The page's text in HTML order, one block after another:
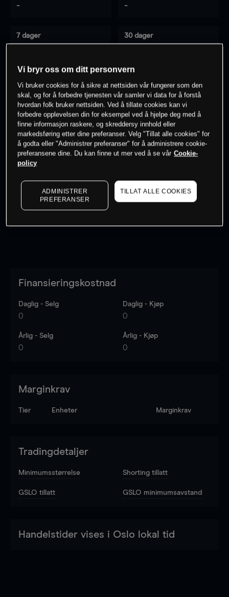
- -
7 dager 30 dager
0% av kunder erpå dette instrumentet
Søk om konto
Kursene er veiledende. to see latest market data
Finansieringskostnad
Daglig - Selg
0
Daglig - Kjøp
0
Årlig - Selg
0
Årlig - Kjøp
0
Marginkrav
Tier Enheter Marginkrav
Tradingdetaljer
Minimumsstørrelse Shorting tillatt
GSLO tillatt GSLO minimumsavstand
Handelstider vises i Oslo lokal tid
Vi bryr oss om ditt personvern
Vi bruker cookies for å sikre at nettsiden vår fungerer som den
skal, og for å forbedre tjenesten vår samler vi data for å forstå
hvordan folk bruker nettsiden. Ved å tillate cookies kan vi
forbedre opplevelsen din for eksempel ved å hjelpe deg med å
finne informasjon raskere, og skreddersy innhold eller
markedsføring etter dine preferanser. Velg "Tillat alle cookies" for
å godta eller "Administrer preferanser" for å administrere cookie-
preferansene dine. Du kan finne ut mer ved å se vår Cookie-
policy
ADMINISTRER
PREFERANSER
TILLAT ALLE COOKIES